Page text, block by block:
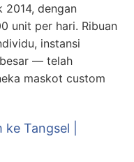
2014, dengan
unit per hari. Ribuan
instansi
— telah
maskot custom
Tangsel |